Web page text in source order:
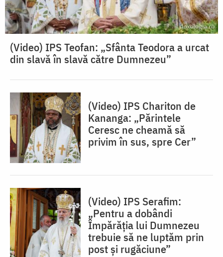
(Video) IPS Teofan: „Sfânta Teodora a urcat
din slavă în slavă către Dumnezeu”
(Video) IPS Chariton de
Kananga: „Părintele
Ceresc ne cheamă să
privim în sus, spre Cer”
(Video) IPS Serafim:
„Pentru a dobândi
Împărăția lui Dumnezeu
trebuie să ne luptăm prin
post și rugăciune”